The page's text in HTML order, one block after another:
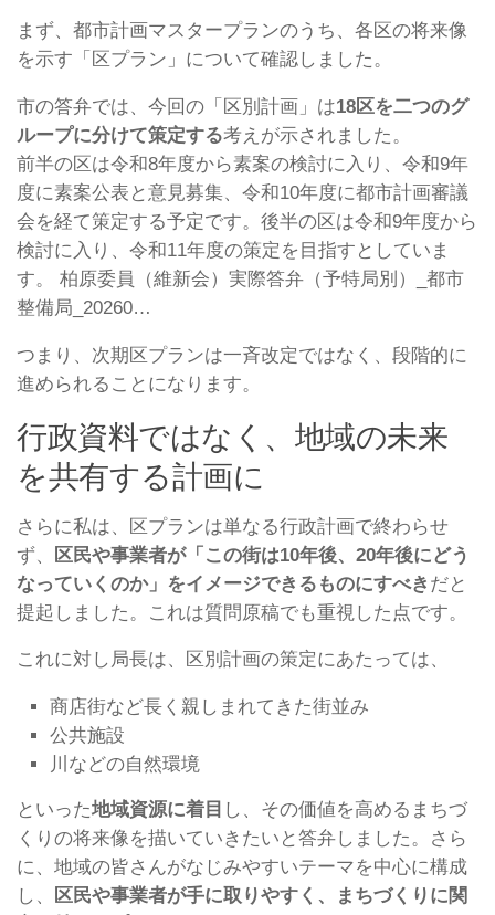
まず、都市計画マスタープランのうち、各区の将来像
を示す「区プラン」について確認しました。
市の答弁では、今回の「区別計画」は18区を二つのグ
ループに分けて策定する考えが示されました。
前半の区は令和8年度から素案の検討に入り、令和9年
度に素案公表と意見募集、令和10年度に都市計画審議
会を経て策定する予定です。後半の区は令和9年度から
検討に入り、令和11年度の策定を目指すとしていま
す。 柏原委員（維新会）実際答弁（予特局別）_都市
整備局_20260…
つまり、次期区プランは一斉改定ではなく、段階的に
進められることになります。
行政資料ではなく、地域の未来
を共有する計画に
さらに私は、区プランは単なる行政計画で終わらせ
ず、
区民や事業者が「この街は10年後、20年後にどう
なっていくのか」をイメージできるものにすべき だと
提起しました。これは質問原稿でも重視した点です。
これに対し局長は、区別計画の策定にあたっては、
商店街など長く親しまれてきた街並み
公共施設
川などの自然環境
といった地域資源に着目 し、その価値を高めるまちづ
くりの将来像を描いていきたいと答弁しました。さら
に、地域の皆さんがなじみやすいテーマを中心に構成
し、
区民や事業者が手に取りやすく、まちづくりに関